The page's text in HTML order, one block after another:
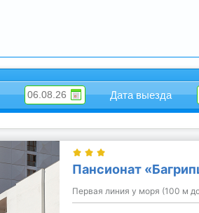
Дата выезда
Пансионат
Первая линия у моря (100 м